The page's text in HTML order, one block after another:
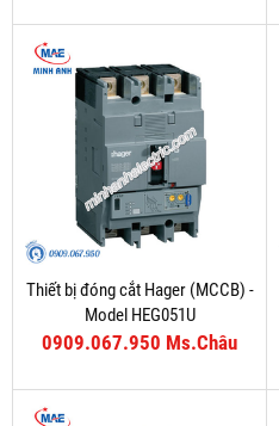
Thiết bị đóng cắt Hager (MCCB) -
Model HEG051U
0909.067.950 Ms.Châu